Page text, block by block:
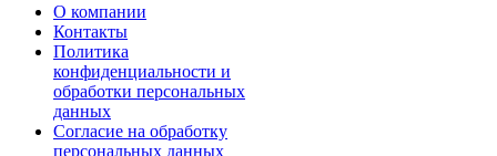
О компании
Контакты
Политика
конфиденциальности и
обработки персональных
данных
Согласие на обработку
персональных данных